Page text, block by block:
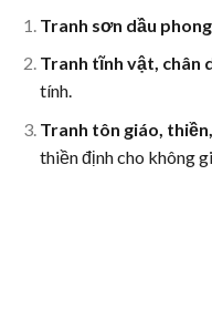
Tranh sơn dầu
Tranh tĩnh vật, chân
tính.
Tranh tôn giáo,
thiền định cho không